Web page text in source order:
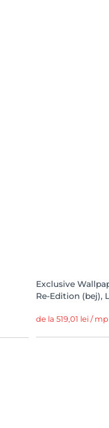
Exclusive
Re-Edition (bej),
de la 519,01 lei / mp